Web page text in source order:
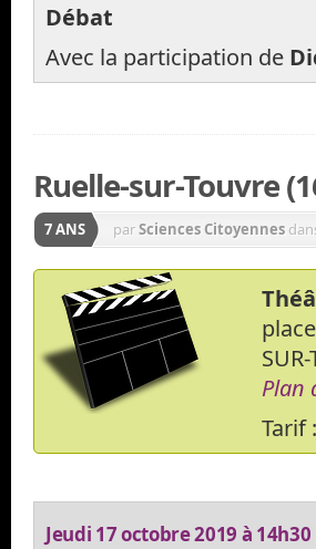
Débat
Avec la participation de
Ruelle-sur-Touvre
7 ANS parSciences Citoyennes
Plan
Tarif
Jeudi 17 octobre 2019 à 14h30